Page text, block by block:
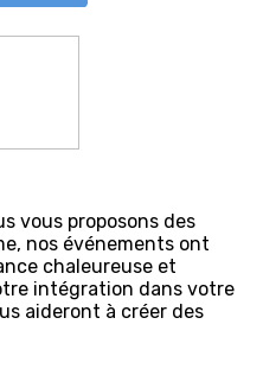
vous proposons des
nos événements ont
chaleureuse et
intégration dans votre
aideront à créer des